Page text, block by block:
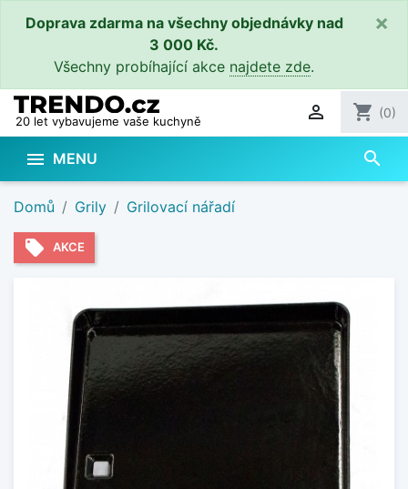
Doprava zdarma na všechny objednávky nad
3 000 Kč.
Všechny probíhající akce najdete zde.
×
20 let vybavujeme vaše kuchyně  shopping_cart (0)
 MENU search
Domů Grily Grilovací nářadí
local_offer AKCE